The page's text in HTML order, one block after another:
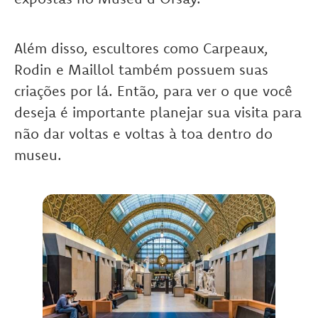
Além disso, escultores como Carpeaux,
Rodin e Maillol também possuem suas
criações por lá. Então, para ver o que você
deseja é importante planejar sua visita para
não dar voltas e voltas à toa dentro do
museu.